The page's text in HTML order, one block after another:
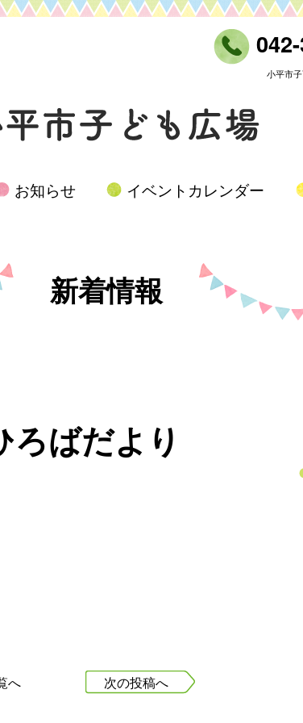
042-
小平市
お知らせ イベントカレンダー
新着情報
ろばだより
へ 次の投稿へ